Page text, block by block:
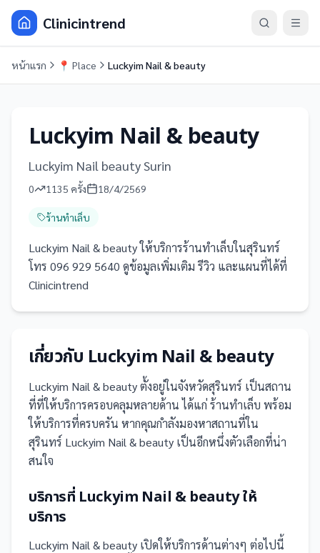
Clinicintrend
หน้าแรก 📍 Place Luckyim Nail & ​beauty
Luckyim Nail & ​beauty
Luckyim Nail beauty Surin
0 1135 ครั้ง 18/4/2569
ร้านทำเล็บ
Luckyim Nail & ​beauty ให้บริการร้านทำเล็บในสุรินทร์
โทร 096 929 5640 ดูข้อมูลเพิ่มเติม รีวิว และแผนที่ได้ที่
Clinicintrend
เกี่ยวกับ Luckyim Nail & ​beauty
Luckyim Nail & ​beautyตั้งอยู่ในจังหวัดสุรินทร์ เป็นสถาน
ที่ที่ให้บริการครอบคลุมหลายด้าน ได้แก่ ร้านทำเล็บ พร้อม
ให้บริการที่ครบครัน หากคุณกำลังมองหาสถานที่ใน
สุรินทร์ Luckyim Nail & ​beauty เป็นอีกหนึ่งตัวเลือกที่น่า
สนใจ
บริการที่ Luckyim Nail & ​beautyให้
บริการ
Luckyim Nail & ​beauty เปิดให้บริการด้านต่างๆ ต่อไปนี้